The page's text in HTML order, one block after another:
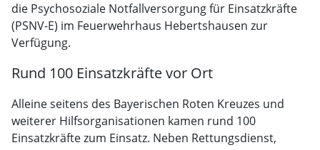
die Psychosoziale Notfallversorgung für Einsatzkräfte
(PSNV-E) im Feuerwehrhaus Hebertshausen zur
Verfügung.
Rund 100 Einsatzkräfte vor Ort
Alleine seitens des Bayerischen Roten Kreuzes und
weiterer Hilfsorganisationen kamen rund 100
Einsatzkräfte zum Einsatz. Neben Rettungsdienst,